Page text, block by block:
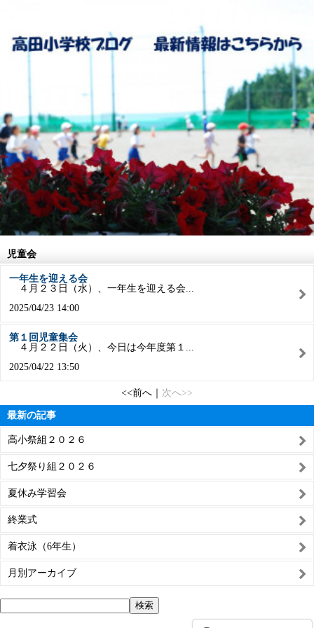
児童会
一年生を迎える会
４月２３日（水）、一年生を迎える会...
2025/04/23 14:00
第１回児童集会
４月２２日（火）、今日は今年度第１...
2025/04/22 13:50
<<前へ 次へ>>
最新の記事
高小祭組２０２６
七夕祭り組２０２６
夏休み学習会
終業式
着衣泳（6年生）
月別アーカイブ